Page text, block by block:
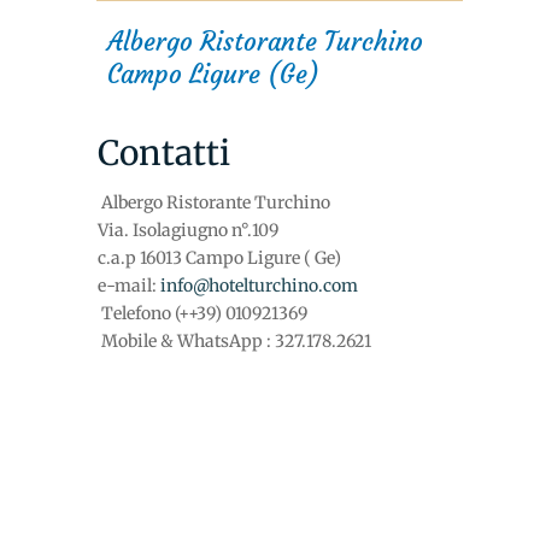
Albergo Ristorante Turchino
Campo Ligure (Ge)
Contatti
Albergo Ristorante Turchino
Via. Isolagiugno n°.109
c.a.p 16013 Campo Ligure ( Ge)
e-mail: info@hotelturchino.com
Telefono (++39) 010921369
Mobile & WhatsApp : 327.178.2621